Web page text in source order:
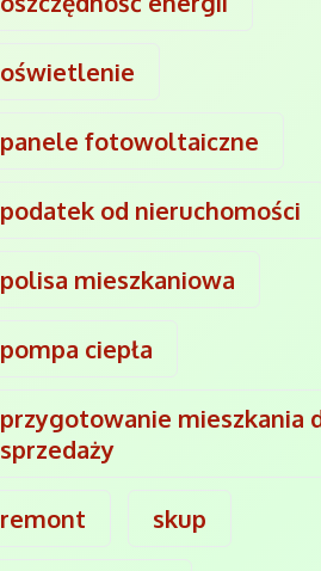
oświetlenie
panele fotowoltaiczne
podatek od nieruchomości
polisa mieszkaniowa
pompa ciepła
przygotowanie mieszkania
sprzedaży
remont skup